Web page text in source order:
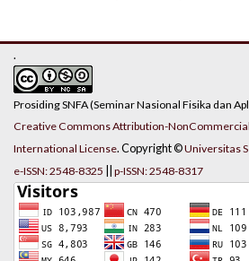
.
Prosiding SNFA (Seminar Nasional Fisika dan
Creative Commons Attribution-
International License. Copyright ©Universitas
e-ISSN: 2548-8325 p-ISSN: 2548-8317